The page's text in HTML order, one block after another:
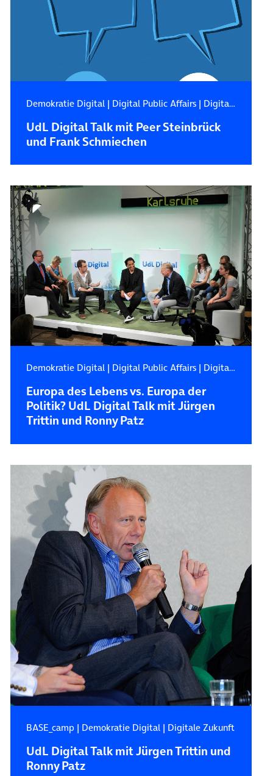
Demokratie Digital| Digital Public Affairs| Digitale Zukunft
UdL Digital Talk mit Peer Steinbrück
und Frank Schmiechen
Demokratie Digital| Digital Public Affairs| Digitale Zukunft
Europa des Lebens vs. Europa der
Politik? UdL Digital Talk mit Jürgen
Trittin und Ronny Patz
BASE_camp | Demokratie Digital| Digitale Zukunft
UdL Digital Talk mit Jürgen Trittin und
Ronny Patz